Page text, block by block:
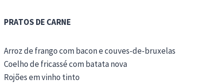
PRATOS DE CARNE
Arroz de frango com bacon e couves-de-bruxelas
Coelho de fricassé com batata nova
Rojões em vinho tinto